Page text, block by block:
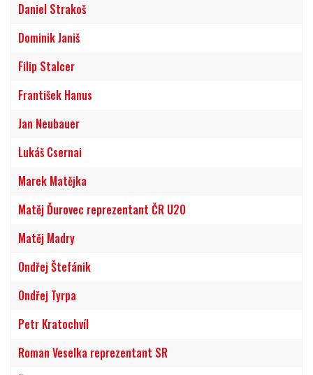
Daniel Strakoš
Dominik Janiš
Filip Stalcer
František Hanus
Jan Neubauer
Lukáš Csernai
Marek Matějka
Matěj Ďurovec reprezentant ČR U20
Matěj Madry
Ondřej Štefánik
Ondřej Tyrpa
Petr Kratochvíl
Roman Veselka reprezentant SR